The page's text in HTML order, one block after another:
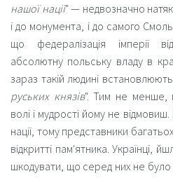
нашої нації" — недвозначно
і до монумента, і до самого
що федералізація імперії
абсолютну польську владу в
зараз такій людині
руських князів". Тим не менше,
волі і мудрості йому не
нації, тому представники
відкритті пам'ятника. Українці,
шкодувати, що серед них не було